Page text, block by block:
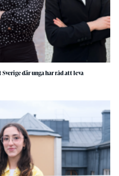
där unga har råd att leva